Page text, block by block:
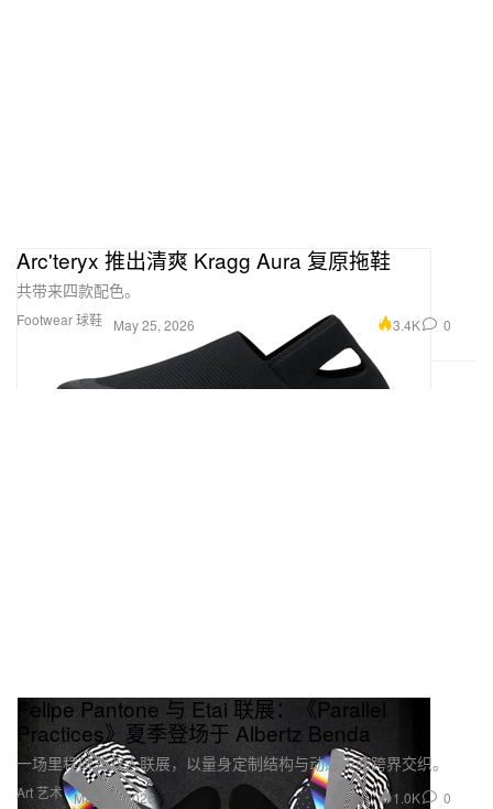
Footwear 球鞋
Arc'teryx 推出清爽 Kragg Aura 复原拖鞋
共带来四款配色。
May 25, 2026 3.4K 0
Art 艺术
Felipe Pantone 与 Etai 联展：《Parallel
Practices》夏季登场于 Albertz Benda
一场里程碑式双人联展，以量身定制结构与动感表面跨界交织。
May 25, 2026 1.0K 0